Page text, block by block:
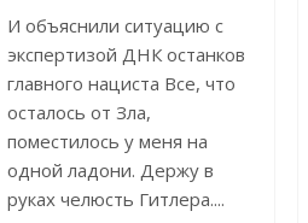
И объяснили ситуацию с
экспертизой ДНК останков
главного нациста Все, что
осталось от Зла,
поместилось у меня на
одной ладони. Держу в
руках челюсть Гитлера....